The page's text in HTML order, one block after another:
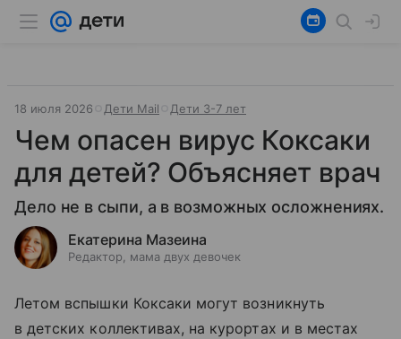
18 июля 2026 Дети Mail Дети 3-7 лет
Чем опасен вирус Коксаки
для детей? Объясняет врач
Дело не в сыпи, а в возможных осложнениях.
Екатерина Мазеина
Редактор, мама двух девочек
Летом вспышки Коксаки могут возникнуть
в детских коллективах, на курортах и в местах